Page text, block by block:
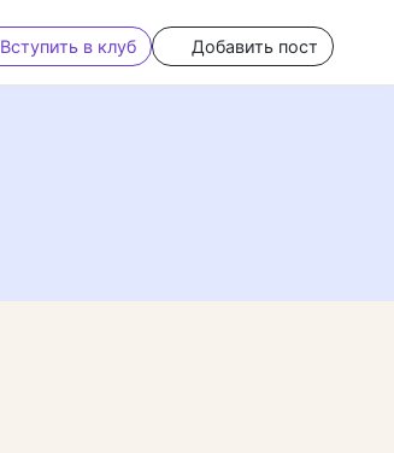
Вступить в клуб Добавить пост